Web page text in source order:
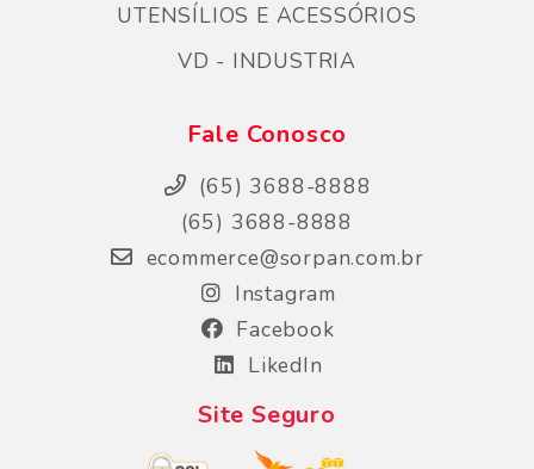
UTENSÍLIOS E ACESSÓRIOS
VD - INDUSTRIA
Fale Conosco
(65) 3688-8888
(65) 3688-8888
ecommerce@sorpan.com.br
Instagram
Facebook
LikedIn
Site Seguro